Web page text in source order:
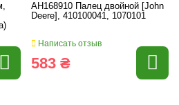
AH168910 Палец двойной [John
Deere], 410100041, 1070101
Написать отзыв
583 ₴